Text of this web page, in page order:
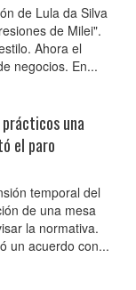
de Lula da Silva
de Milei".
Ahora el
negocios. En...
una
el paro
temporal del
de una mesa
la normativa.
un acuerdo con...